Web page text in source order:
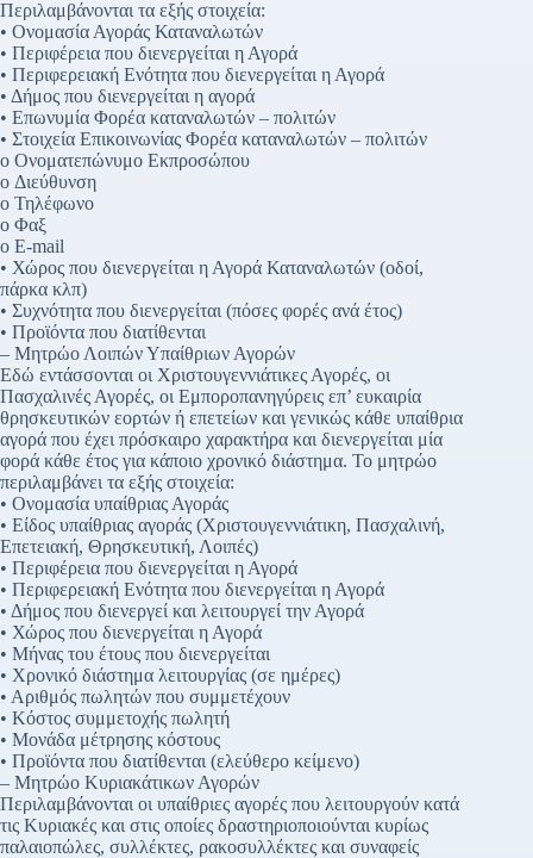
Περιλαμβάνονται τα εξής στοιχεία:
• Ονομασία Αγοράς Καταναλωτών
• Περιφέρεια που διενεργείται η Αγορά
• Περιφερειακή Ενότητα που διενεργείται η Αγορά
• Δήμος που διενεργείται η αγορά
• Επωνυμία Φορέα καταναλωτών – πολιτών
• Στοιχεία Επικοινωνίας Φορέα καταναλωτών – πολιτών
o Ονοματεπώνυμο Εκπροσώπου
o Διεύθυνση
o Τηλέφωνο
o Φαξ
o E-mail
• Χώρος που διενεργείται η Αγορά Καταναλωτών (οδοί,
πάρκα κλπ)
• Συχνότητα που διενεργείται (πόσες φορές ανά έτος)
• Προϊόντα που διατίθενται
– Μητρώο Λοιπών Υπαίθριων Αγορών
Εδώ εντάσσονται οι Χριστουγεννιάτικες Αγορές, οι
Πασχαλινές Αγορές, οι Εμποροπανηγύρεις επ’ ευκαιρία
θρησκευτικών εορτών ή επετείων και γενικώς κάθε υπαίθρια
αγορά που έχει πρόσκαιρο χαρακτήρα και διενεργείται μία
φορά κάθε έτος για κάποιο χρονικό διάστημα. Το μητρώο
περιλαμβάνει τα εξής στοιχεία:
• Ονομασία υπαίθριας Αγοράς
• Είδος υπαίθριας αγοράς (Χριστουγεννιάτικη, Πασχαλινή,
Επετειακή, Θρησκευτική, Λοιπές)
• Περιφέρεια που διενεργείται η Αγορά
• Περιφερειακή Ενότητα που διενεργείται η Αγορά
• Δήμος που διενεργεί και λειτουργεί την Αγορά
• Χώρος που διενεργείται η Αγορά
• Μήνας του έτους που διενεργείται
• Χρονικό διάστημα λειτουργίας (σε ημέρες)
• Αριθμός πωλητών που συμμετέχουν
• Κόστος συμμετοχής πωλητή
• Μονάδα μέτρησης κόστους
• Προϊόντα που διατίθενται (ελεύθερο κείμενο)
– Μητρώο Κυριακάτικων Αγορών
Περιλαμβάνονται οι υπαίθριες αγορές που λειτουργούν κατά
τις Κυριακές και στις οποίες δραστηριοποιούνται κυρίως
παλαιοπώλες, συλλέκτες, ρακοσυλλέκτες και συναφείς